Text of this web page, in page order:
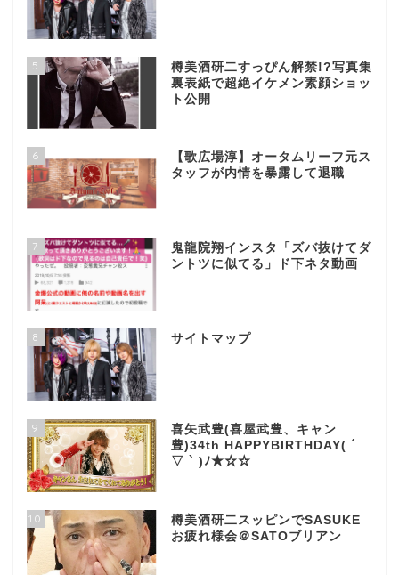
5
樽美酒研二すっぴん解禁!?写真集
裏表紙で超絶イケメン素顔ショッ
ト公開
6
【歌広場淳】オータムリーフ元ス
タッフが内情を暴露して退職
7
鬼龍院翔インスタ「ズバ抜けてダ
ントツに似てる」ド下ネタ動画
8 サイトマップ
9
喜矢武豊(喜屋武豊、キャン
豊)34th HAPPYBIRTHDAY( ´
▽ ` )ﾉ★☆☆
10
樽美酒研二スッピンでSASUKE
お疲れ様会＠SATOブリアン